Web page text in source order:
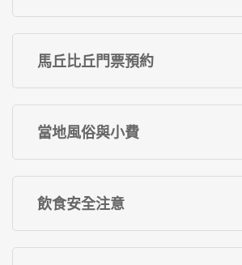
馬丘比丘門票預約
當地風俗與小費
飲食安全注意